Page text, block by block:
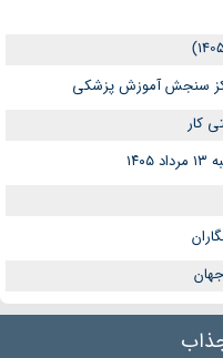
سنجش آموزش پزشکی
کار